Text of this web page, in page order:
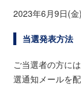
2023年6月9日(
当選発表方法
ご当選者の方に
選通知メールを